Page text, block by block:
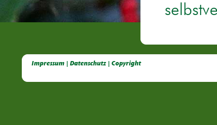
Impressum | Datenschutz | Copyright